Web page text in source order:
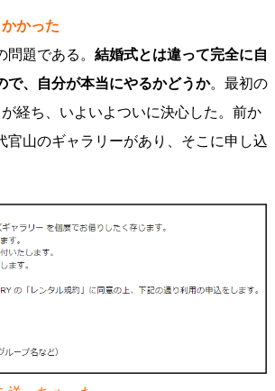
かった
題である。 結婚式とは違って完全に自
で、自分が本当にやるかどうか。最初の
経ち、いよいよついに決心した。前か
官山のギャラリーがあり、そこに申し込